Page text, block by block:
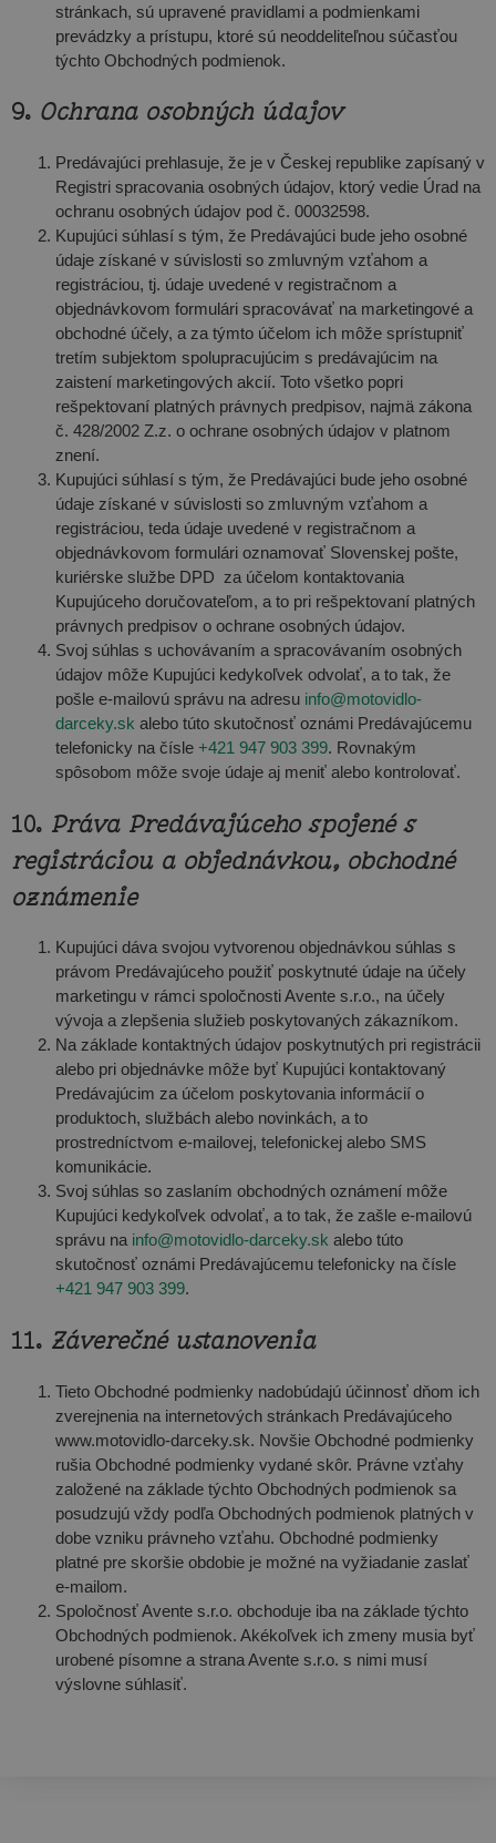
stránkach, sú upravené pravidlami a podmienkami
prevádzky a prístupu, ktoré sú neoddeliteľnou súčasťou
týchto Obchodných podmienok.
9. Ochrana osobných údajov
Predávajúci prehlasuje, že je v Českej republike zapísaný v
Registri spracovania osobných údajov, ktorý vedie Úrad na
ochranu osobných údajov pod č. 00032598.
Kupujúci súhlasí s tým, že Predávajúci bude jeho osobné
údaje získané v súvislosti so zmluvným vzťahom a
registráciou, tj. údaje uvedené v registračnom a
objednávkovom formulári spracovávať na marketingové a
obchodné účely, a za týmto účelom ich môže sprístupniť
tretím subjektom spolupracujúcim s predávajúcim na
zaistení marketingových akcií. Toto všetko popri
rešpektovaní platných právnych predpisov, najmä zákona
č. 428/2002 Z.z. o ochrane osobných údajov v platnom
znení.
Kupujúci súhlasí s tým, že Predávajúci bude jeho osobné
údaje získané v súvislosti so zmluvným vzťahom a
registráciou, teda údaje uvedené v registračnom a
objednávkovom formulári oznamovať Slovenskej pošte,
kuriérske službe DPD za účelom kontaktovania
Kupujúceho doručovateľom, a to pri rešpektovaní platných
právnych predpisov o ochrane osobných údajov.
Svoj súhlas s uchovávaním a spracovávaním osobných
údajov môže Kupujúci kedykoľvek odvolať, a to tak, že
pošle e-mailovú správu na adresu info@motovidlo-
darceky.sk alebo túto skutočnosť oznámi Predávajúcemu
telefonicky na čísle +421 947 903 399. Rovnakým
spôsobom môže svoje údaje aj meniť alebo kontrolovať.
10. Práva Predávajúceho spojené s
registráciou a objednávkou, obchodné
oznámenie
Kupujúci dáva svojou vytvorenou objednávkou súhlas s
právom Predávajúceho použiť poskytnuté údaje na účely
marketingu v rámci spoločnosti Avente s.r.o., na účely
vývoja a zlepšenia služieb poskytovaných zákazníkom.
Na základe kontaktných údajov poskytnutých pri registrácii
alebo pri objednávke môže byť Kupujúci kontaktovaný
Predávajúcim za účelom poskytovania informácií o
produktoch, službách alebo novinkách, a to
prostredníctvom e-mailovej, telefonickej alebo SMS
komunikácie.
Svoj súhlas so zaslaním obchodných oznámení môže
Kupujúci kedykoľvek odvolať, a to tak, že zašle e-mailovú
správu na info@motovidlo-darceky.sk alebo túto
skutočnosť oznámi Predávajúcemu telefonicky na čísle
+421 947 903 399.
11. Záverečné ustanovenia
Tieto Obchodné podmienky nadobúdajú účinnosť dňom ich
zverejnenia na internetových stránkach Predávajúceho
www.motovidlo-darceky.sk. Novšie Obchodné podmienky
rušia Obchodné podmienky vydané skôr. Právne vzťahy
založené na základe týchto Obchodných podmienok sa
posudzujú vždy podľa Obchodných podmienok platných v
dobe vzniku právneho vzťahu. Obchodné podmienky
platné pre skoršie obdobie je možné na vyžiadanie zaslať
e-mailom.
Spoločnosť Avente s.r.o. obchoduje iba na základe týchto
Obchodných podmienok. Akékoľvek ich zmeny musia byť
urobené písomne a strana Avente s.r.o. s nimi musí
výslovne súhlasiť.